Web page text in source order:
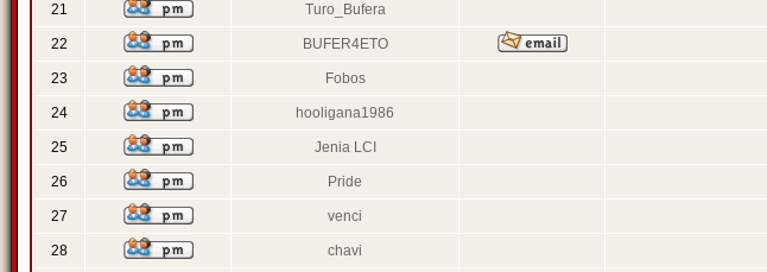
21 Turo_Bufera
22 BUFER4ETO
23 Fobos
24 hooligana1986
25 Jenia LCI
26 Pride
27 venci
28 chavi